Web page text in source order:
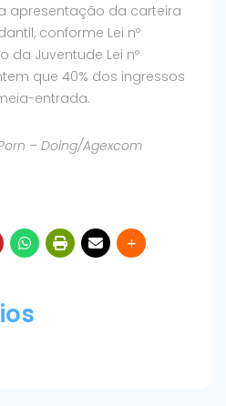
apresentação da carteira
conforme Lei nº
da Juventude Lei nº
que 40% dos ingressos
entrada.
– Doing/Agexcom